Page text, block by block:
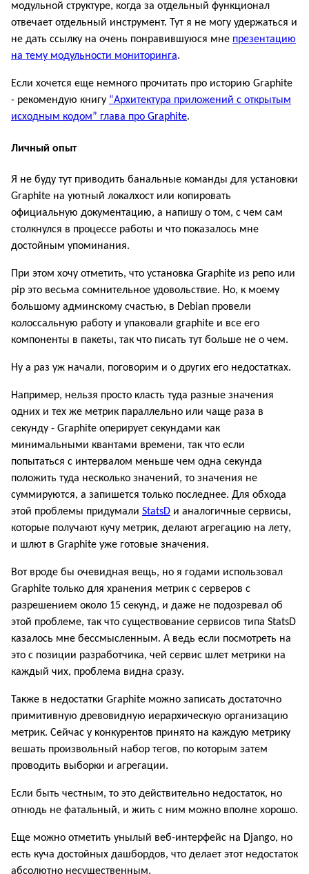
модульной структуре, когда за отдельный функционал
отвечает отдельный инструмент. Тут я не могу удержаться и
не дать ссылку на очень понравившуюся мне презентацию
на тему модульности мониторинга.
Если хочется еще немного прочитать про историю Graphite
- рекомендую книгу “Архитектура приложений с открытым
исходным кодом” глава про Graphite.
Личный опыт
Я не буду тут приводить банальные команды для установки
Graphite на уютный локалхост или копировать
официальную документацию, а напишу о том, с чем сам
столкнулся в процессе работы и что показалось мне
достойным упоминания.
При этом хочу отметить, что установка Graphite из репо или
pip это весьма сомнительное удовольствие. Но, к моему
большому админскому счастью, в Debian провели
колоссальную работу и упаковали graphite и все его
компоненты в пакеты, так что писать тут больше не о чем.
Ну а раз уж начали, поговорим и о других его недостатках.
Например, нельзя просто класть туда разные значения
одних и тех же метрик параллельно или чаще раза в
секунду - Graphite оперирует секундами как
минимальными квантами времени, так что если
попытаться с интервалом меньше чем одна секунда
положить туда несколько значений, то значения не
суммируются, а запишется только последнее. Для обхода
этой проблемы придумали StatsD и аналогичные сервисы,
которые получают кучу метрик, делают агрегацию на лету,
и шлют в Graphite уже готовые значения.
Вот вроде бы очевидная вещь, но я годами использовал
Graphite только для хранения метрик с серверов с
разрешением около 15 секунд, и даже не подозревал об
этой проблеме, так что существование сервисов типа StatsD
казалось мне бессмысленным. А ведь если посмотреть на
это с позиции разработчика, чей сервис шлет метрики на
каждый чих, проблема видна сразу.
Также в недостатки Graphite можно записать достаточно
примитивную древовидную иерархическую организацию
метрик. Сейчас у конкурентов принято на каждую метрику
вешать произвольный набор тегов, по которым затем
проводить выборки и агрегации.
Если быть честным, то это действительно недостаток, но
отнюдь не фатальный, и жить с ним можно вполне хорошо.
Еще можно отметить унылый веб-интерфейс на Django, но
есть куча достойных дашбордов, что делает этот недостаток
абсолютно несущественным.